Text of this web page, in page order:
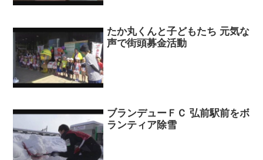
たか丸くんと子どもたち 元気な
声で街頭募金活動
ブランデューＦＣ 弘前駅前をボ
ランティア除雪